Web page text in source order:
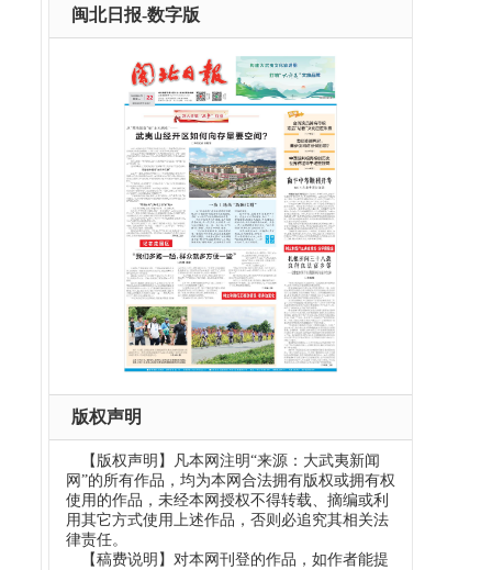
闽北日报-数字版
版权声明
【版权声明】凡本网注明“来源：大武夷新闻
网”的所有作品，均为本网合法拥有版权或拥有权
使用的作品，未经本网授权不得转载、摘编或利
用其它方式使用上述作品，否则必追究其相关法
律责任。
【稿费说明】对本网刊登的作品，如作者能提